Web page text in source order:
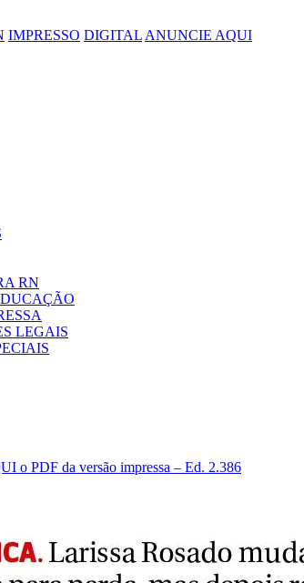
IMPRESSO DIGITAL ANUNCIE AQUI
RN
LEGAIS
o PDF da versão impressa – Ed. 2.386